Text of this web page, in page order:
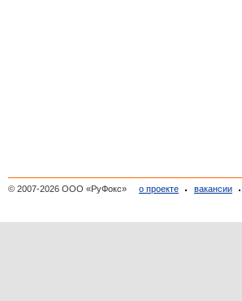
© 2007-2026 ООО «РуФокс» о проекте вакансии